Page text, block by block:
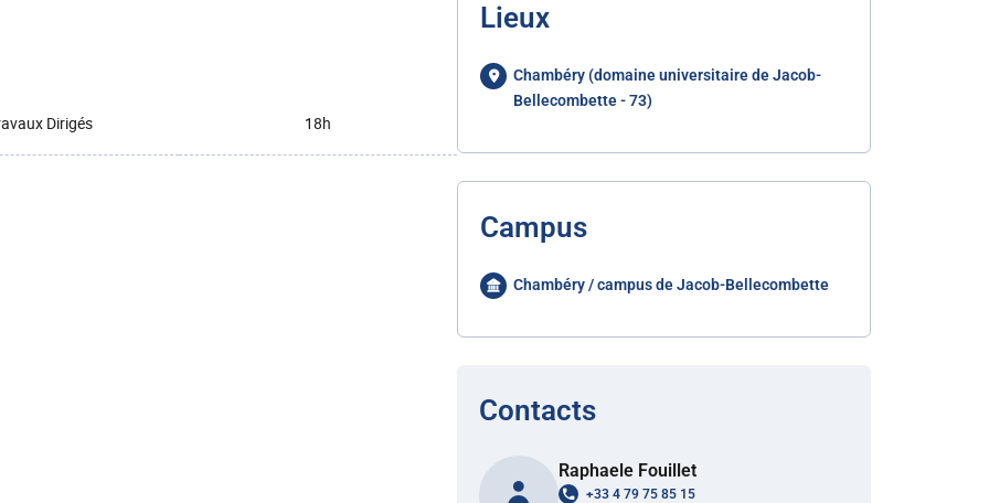
Dirigés 18h
Lieux
Chambéry (domaine universitaire de Jacob-
Bellecombette - 73)
Campus
Chambéry / campus de Jacob-Bellecombette
Contacts
Raphaele Fouillet
+33 4 79 75 85 15